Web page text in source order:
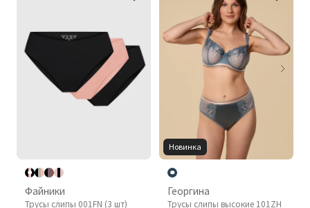
Файники
Трусы слипы 001FN (3 шт)
Новинка
Георгина
Трусы слипы высокие 101ZH